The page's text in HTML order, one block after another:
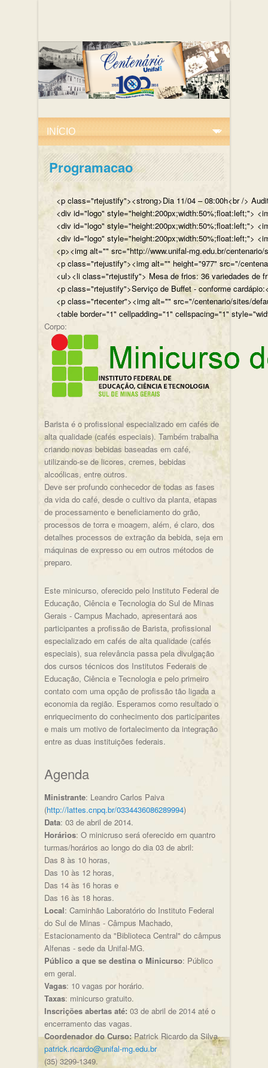
Programacao
<p class="rtejustify"><strong>Dia 11/04 – 08:00h<br />
<div id="logo" style="height:200px;width:50%;float:left;">
<div id="logo" style="height:200px;width:50%;float:left;">
<div id="logo" style="height:200px;width:50%;float:left;">
<p><img alt="" src="http://www.unifal-mg.edu.br/
<p class="rtejustify"><img alt="" height="977" src="/
<ul><li class="rtejustify"> Mesa de frios: 36 variedades de
<p class="rtejustify">Serviço de Buffet - conforme
<p class="rtecenter"><img alt="" src="/centenario/sites/
<table border="1" cellpadding="1" cellspacing="1"
Corpo:
Barista é o profissional especializado em cafés de
alta qualidade (cafés especiais). Também trabalha
criando novas bebidas baseadas em café,
utilizando-se de licores, cremes, bebidas
alcoólicas, entre outros.
Deve ser profundo conhecedor de todas as fases
da vida do café, desde o cultivo da planta, etapas
de processamento e beneficiamento do grão,
processos de torra e moagem, além, é claro, dos
detalhes processos de extração da bebida, seja em
máquinas de expresso ou em outros métodos de
preparo.
Este minicurso, oferecido pelo Instituto Federal de
Educação, Ciência e Tecnologia do Sul de Minas
Gerais - Campus Machado, apresentará aos
participantes a profissão de Barista, profissional
especializado em cafés de alta qualidade (cafés
especiais), sua relevância passa pela divulgação
dos cursos técnicos dos Institutos Federais de
Educação, Ciência e Tecnologia e pelo primeiro
contato com uma opção de profissão tão ligada a
economia da região. Esperamos como resultado o
enriquecimento do conhecimento dos participantes
e mais um motivo de fortalecimento da integração
entre as duas instituições federais.
Agenda
Ministrante: Leandro Carlos Paiva
(http://lattes.cnpq.br/0334436086289994)
Data: 03 de abril de 2014.
Horários: O minicruso será oferecido em quantro
turmas/horários ao longo do dia 03 de abril:
Das 8 às 10 horas,
Das 10 às 12 horas,
Das 14 às 16 horas e
Das 16 às 18 horas.
Local: Caminhão Laboratório do Instituto Federal
do Sul de Minas - Câmpus Machado,
Estacionamento da "Biblioteca Central" do câmpus
Alfenas - sede da Unifal-MG.
Público a que se destina o Minicurso: Público
em geral.
Vagas: 10 vagas por horário.
Taxas: minicurso gratuito.
Inscrições abertas até: 03 de abril de 2014 até o
encerramento das vagas.
Coordenador do Curso:Patrick Ricardo da Silva
patrick.ricardo@unifal-mg.edu.br
(35) 3299-1349.